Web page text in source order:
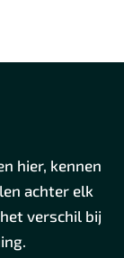
hier, kennen
achter elk
verschil bij